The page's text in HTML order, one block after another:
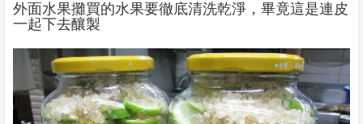
外面水果攤買的水果要徹底清洗乾淨，畢竟這是連皮
一起下去釀製